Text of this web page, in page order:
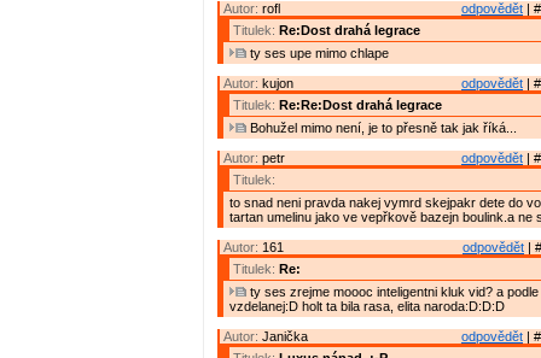
odpovědět |
Autor: rofl
Titulek: Re:Dost drahá legrace
ty ses upe mimo chlape
odpovědět |
Autor: kujon
Titulek: Re:Re:Dost drahá legrace
Bohužel mimo není, je to přesně tak jak říká...
odpovědět |
Autor: petr
Titulek:
to snad neni pravda nakej vymrd skejpakr dete do
tartan umelinu jako ve vepřkově bazejn boulink.a ne
odpovědět |
Autor: 161
Titulek: Re:
ty ses zrejme moooc inteligentni kluk vid? a
vzdelanej:D holt ta bila rasa, elita naroda:D:D:D
odpovědět |
Autor: Janička